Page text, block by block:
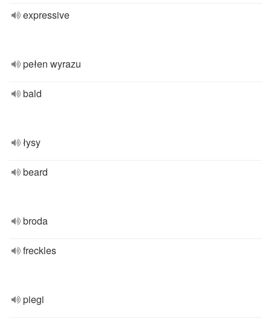
expressive
pełen wyrazu
bald
łysy
beard
broda
freckles
piegi